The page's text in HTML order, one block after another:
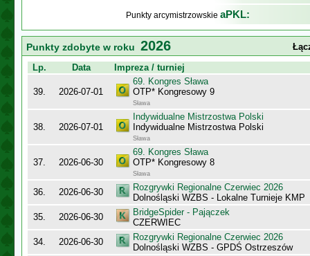
Punkty arcymistrzowskie aPKL:
Punkty zdobyte w roku 2026
Lp.
Data Impreza / turniej
39. 2026-07-01
69. Kongres Sława
OTP* Kongresowy 9
Sława
38. 2026-07-01
Indywidualne Mistrzostwa Polski
Indywidualne Mistrzostwa Polski
Sława
37. 2026-06-30
69. Kongres Sława
OTP* Kongresowy 8
Sława
36. 2026-06-30
Rozgrywki Regionalne Czerwiec 2026
Dolnośląski WZBS - Lokalne Turnieje KMP
35.
2026-06-30
BridgeSpider - Pajączek
CZERWIEC
34.
2026-06-30
Rozgrywki Regionalne Czerwiec 2026
Dolnośląski WZBS - GPDŚ Ostrzeszów